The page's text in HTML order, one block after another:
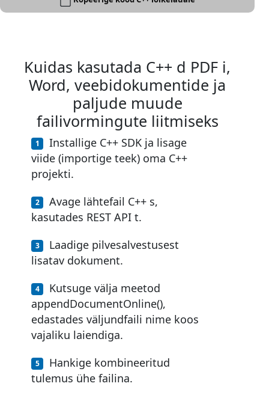
Kuidas kasutada C++ d PDF i,
Word, veebidokumentide ja
paljude muude
failivormingute liitmiseks
Installige C++ SDK ja lisage
viide (importige teek) oma C++
projekti.
Avage lähtefail C++ s,
kasutades REST API t.
Laadige pilvesalvestusest
lisatav dokument.
Kutsuge välja meetod
appendDocumentOnline(),
edastades väljundfaili nime koos
vajaliku laiendiga.
Hankige kombineeritud
tulemus ühe failina.